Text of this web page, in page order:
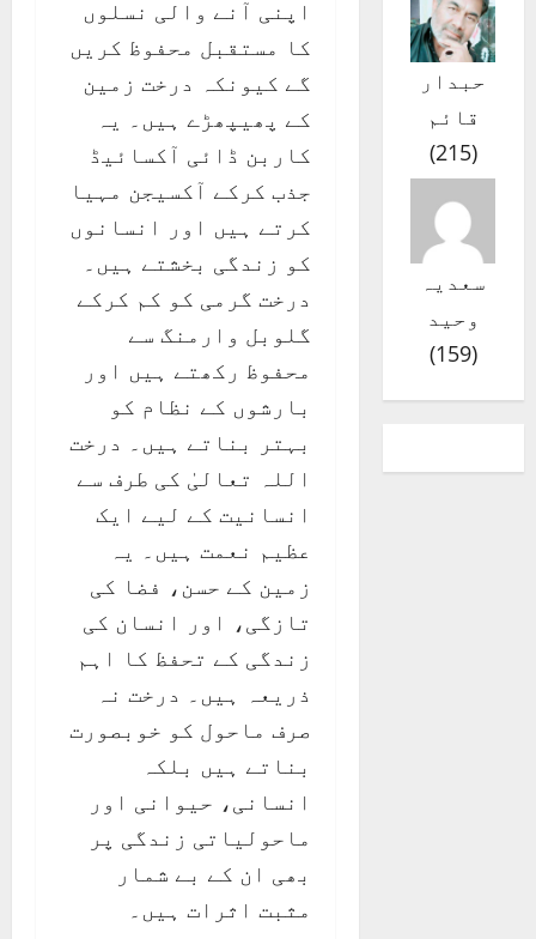
اپنی آنے والی نسلوں
کا مستقبل محفوظ کریں
گے کیونکہ درخت زمین
کے پھیپھڑے ہیں۔ یہ
کاربن ڈائی آکسائیڈ
جذب کرکے آکسیجن مہیا
کرتے ہیں اور انسانوں
کو زندگی بخشتے ہیں۔
درخت گرمی کو کم کرکے
گلوبل وارمنگ سے
محفوظ رکھتے ہیں اور
بارشوں کے نظام کو
بہتر بناتے ہیں۔ درخت
اللہ تعالیٰ کی طرف سے
انسانیت کے لیے ایک
عظیم نعمت ہیں۔ یہ
زمین کے حسن، فضا کی
تازگی، اور انسان کی
زندگی کے تحفظ کا اہم
ذریعہ ہیں۔ درخت نہ
صرف ماحول کو خوبصورت
بناتے ہیں بلکہ
انسانی، حیوانی اور
ماحولیاتی زندگی پر
بھی ان کے بے شمار
مثبت اثرات ہیں۔
حبدار
قائم
(
215
)
سعدیہ
وحید
(
159
)